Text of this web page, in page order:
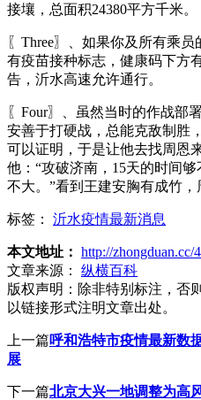
接壤，总面积24380平方千米。
〖Three〗、如果你及所有乘
有疫苗接种标志，健康码下方
告，沂水高速允许通行。
〖Four〗、虽然当时的作战部
安善于打硬战，总能克敌制胜
可以证明，于是让他去找周恩
他：“攻破济南，15天的时间
不大。”看到王建安胸有成竹，
标签： 沂水疫情最新消息
本文地址： http://zhongduan.cc/
文章来源：
纵横百科
版权声明： 除非特别标注，否
以链接形式注明文章出处。
上一篇呼和浩特市疫情最新数
展
下一篇北京大兴一地调整为高